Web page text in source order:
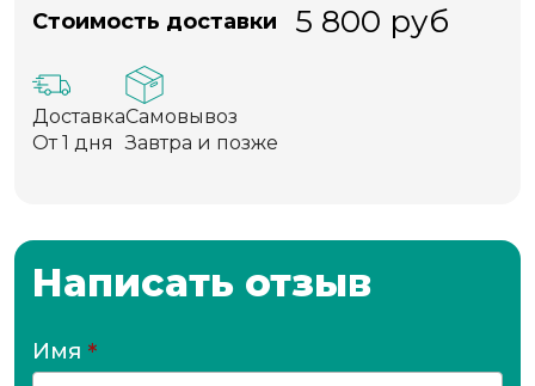
Стоимость доставки 5 800 руб
Доставка
От 1 дня
Самовывоз
Завтра и позже
Написать отзыв
Имя *